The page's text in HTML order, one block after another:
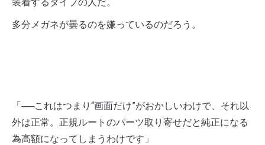
多分メガネが曇るのを嫌っているのだろう。
「──これはつまり“画面だけ”がおかしいわけで、それ以
外は正常。正規ルートのパーツ取り寄せだと純正になる
為高額になってしまうわけです」